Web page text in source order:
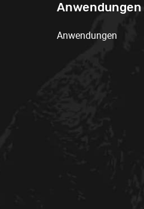
Anwendungen
Anwendungen